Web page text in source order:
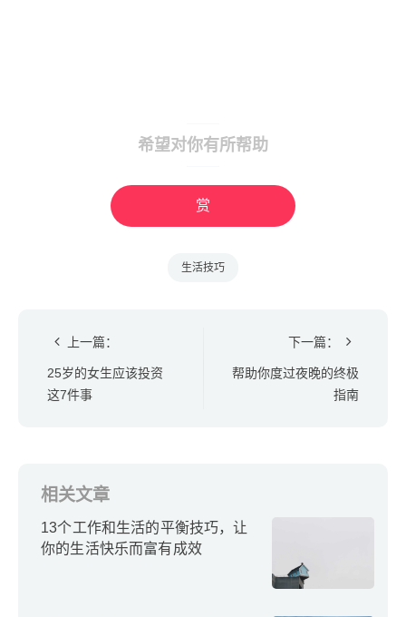
希望对你有所帮助
赏
生活技巧
上一篇：
25岁的女生应该投资
这7件事
下一篇：
帮助你度过夜晚的终极
指南
相关文章
13个工作和生活的平衡技巧，让
你的生活快乐而富有成效